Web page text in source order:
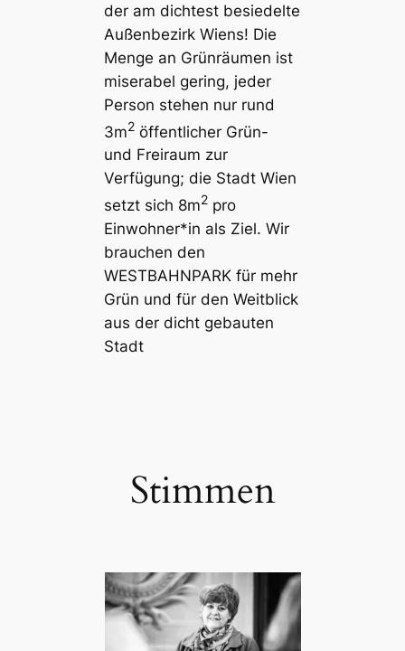
der am dichtest besiedelte
Außenbezirk Wiens! Die
Menge an Grünräumen ist
miserabel gering, jeder
Person stehen nur rund
3m2 öffentlicher Grün-
und Freiraum zur
Verfügung; die Stadt Wien
setzt sich 8m2 pro
Einwohner*in als Ziel. Wir
brauchen den
WESTBAHNPARK für mehr
Grün und für den Weitblick
aus der dicht gebauten
Stadt
Stimmen